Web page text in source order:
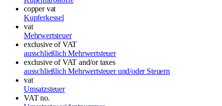
copper vat
Kupferkessel
vat
Mehrwertsteuer
exclusive of VAT
ausschließlich Mehrwertsteuer
exclusive of VAT and/or taxes
ausschließlich Mehrwertsteuer und/oder Steuern
vat
Umsatzsteuer
VAT no.